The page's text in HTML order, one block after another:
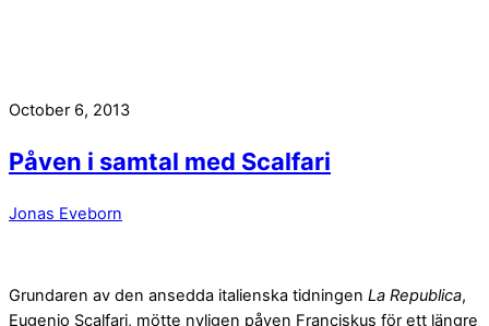
October 6, 2013
Påven i samtal med Scalfari
Jonas Eveborn
Grundaren av den ansedda italienska tidningen La Republica,
Eugenio Scalfari, mötte nyligen påven Franciskus för ett längre